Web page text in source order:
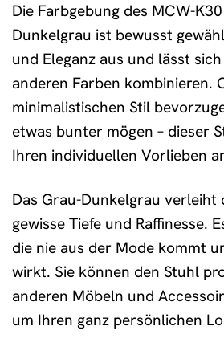
Die Farbgebung des MCW-
Dunkelgrau ist bewusst
und Eleganz aus und lässt
anderen Farben kombinieren.
minimalistischen Stil
etwas bunter mögen – dieser
Ihren individuellen Vorlieben
Das Grau-Dunkelgrau verleiht
gewisse Tiefe und Raffinesse.
die nie aus der Mode kommt
wirkt. Sie können den Stuhl
anderen Möbeln und
um Ihren ganz persönlichen